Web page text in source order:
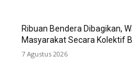
Ribuan Bendera Dibagikan,
Masyarakat Secara Kolektif
7 Agustus 2026